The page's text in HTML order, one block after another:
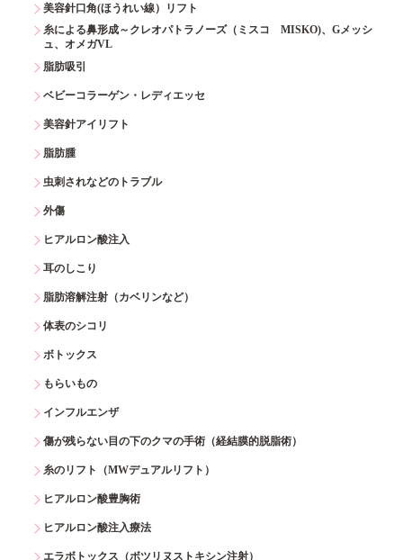
美容針口角(ほうれい線）リフト
糸による鼻形成～クレオパトラノーズ（ミスコ MISKO)、Gメッシ
ュ、オメガVL
脂肪吸引
ベビーコラーゲン・レディエッセ
美容針アイリフト
脂肪腫
虫刺されなどのトラブル
外傷
ヒアルロン酸注入
耳のしこり
脂肪溶解注射（カベリンなど）
体表のシコリ
ボトックス
もらいもの
インフルエンザ
傷が残らない目の下のクマの手術（経結膜的脱脂術）
糸のリフト（MWデュアルリフト）
ヒアルロン酸豊胸術
ヒアルロン酸注入療法
エラボトックス（ボツリヌストキシン注射）